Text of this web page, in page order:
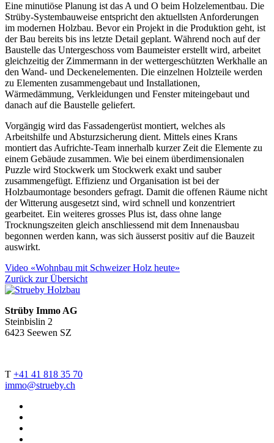
Eine minutiöse Planung ist das A und O beim Holzelementbau. Die
Strüby-Systembauweise entspricht den aktuellsten Anforderungen
im modernen Holzbau. Bevor ein Projekt in die Produktion geht, ist
der Bau bereits bis ins letzte Detail geplant. Während noch auf der
Baustelle das Untergeschoss vom Baumeister erstellt wird, arbeitet
gleichzeitig der Zimmermann in der wettergeschützten Werkhalle an
den Wand- und Deckenelementen. Die einzelnen Holzteile werden
zu Elementen zusammengebaut und Installationen,
Wärmedämmung, Verkleidungen und Fenster miteingebaut und
danach auf die Baustelle geliefert.
Vorgängig wird das Fassadengerüst montiert, welches als
Arbeitshilfe und Absturzsicherung dient. Mittels eines Krans
montiert das Aufrichte-Team innerhalb kurzer Zeit die Elemente zu
einem Gebäude zusammen. Wie bei einem überdimensionalen
Puzzle wird Stockwerk um Stockwerk exakt und sauber
zusammengefügt. Effizienz und Organisation ist bei der
Holzbaumontage besonders gefragt. Damit die offenen Räume nicht
der Witterung ausgesetzt sind, wird schnell und konzentriert
gearbeitet. Ein weiteres grosses Plus ist, dass ohne lange
Trocknungszeiten gleich anschliessend mit dem Innenausbau
begonnen werden kann, was sich äusserst positiv auf die Bauzeit
auswirkt.
Video «Wohnbau mit Schweizer Holz heute»
Zurück zur Übersicht
Strüby Immo AG
Steinbislin 2
6423 Seewen SZ
T +41 41 818 35 70
immo@strueby.ch